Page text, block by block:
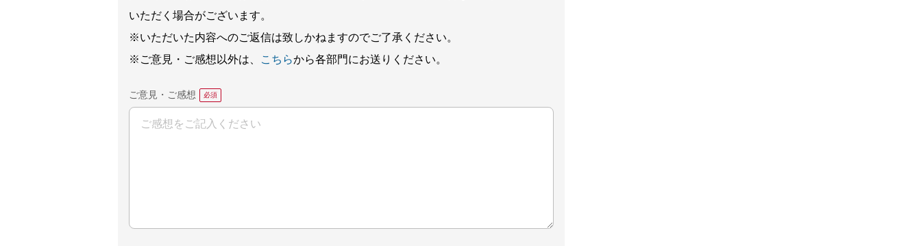
いただく場合がございます。
※いただいた内容へのご返信は致しかねますのでご了承ください。
※ご意見・ご感想以外は、
こちらから各部門にお送りください。
ご意見・ご感想